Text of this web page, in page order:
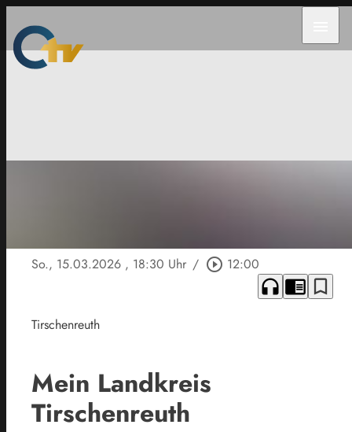
So., 15.03.2026 , 18:30 Uhr / play_circle_outline 12:00
headphones chrome_reader_mode bookmark_border
Tirschenreuth
Mein Landkreis
Tirschenreuth